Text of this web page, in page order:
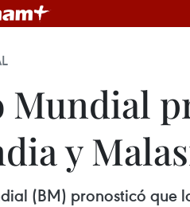
Mundial
y
(BM) pronosticó que